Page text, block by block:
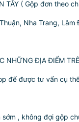
TÂY ( Gộp đơn theo
Nha Trang,
NHỮNG ĐỊA ĐIỂM
để được tư vấn cụ
, không đợi gộp